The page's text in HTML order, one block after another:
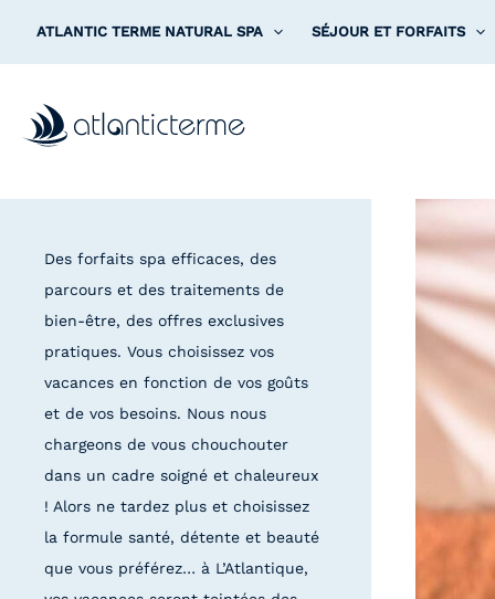
ATLANTIC TERME NATURAL SPA SÉJOUR ET FORFAITS
Des forfaits spa efficaces, des
parcours et des traitements de
bien-être, des offres exclusives
pratiques. Vous choisissez vos
vacances en fonction de vos goûts
et de vos besoins. Nous nous
chargeons de vous chouchouter
dans un cadre soigné et chaleureux
! Alors ne tardez plus et choisissez
la formule santé, détente et beauté
que vous préférez… à L’Atlantique,